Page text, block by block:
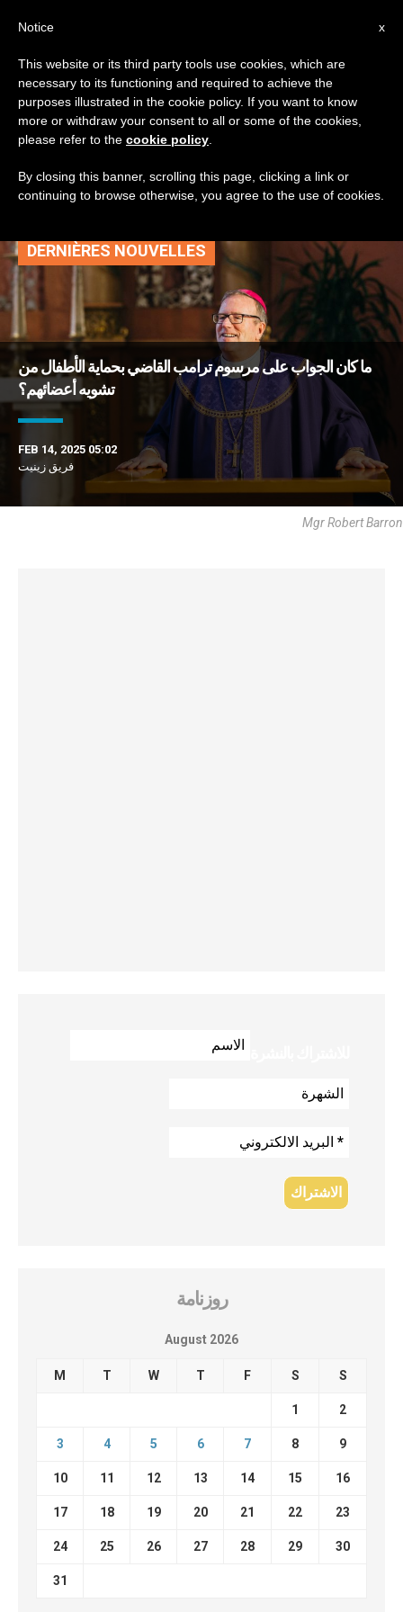
TAG
Posts Tagged ‘الهويّة
الجنسيّة’
DERNIÈRES NOUVELLES
ما كان الجواب على مرسوم ترامب القاضي بحماية الأطفال من
تشويه أعضائهم؟
FEB 14, 2025 05:02
فريق زينيت
Mgr Robert Barron
روزنامة
August 2026
M T W T F S S
1 2
3 4 5 6 7 8 9
10 11 12 13 14 15 16
17 18 19 20 21 22 23
24 25 26 27 28 29 30
31
x
Notice
This website or its third party tools use cookies, which are
necessary to its functioning and required to achieve the
purposes illustrated in the cookie policy. If you want to know
more or withdraw your consent to all or some of the cookies,
please refer to the cookie policy
By closing this banner, scrolling this page, clicking a link or
continuing to browse otherwise, you agree to the use of cookies.